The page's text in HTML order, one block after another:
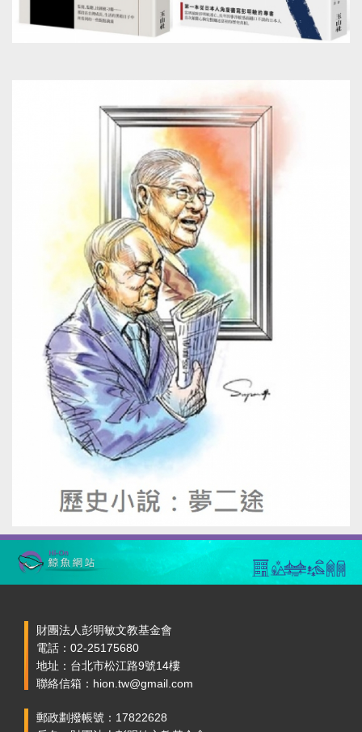
財團法人彭明敏文教基金會
電話：02-25175680
地址：台北市松江路9號14樓
聯絡信箱：hion.tw@gmail.com
郵政劃撥帳號：17822628